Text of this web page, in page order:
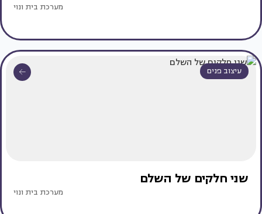
מערכת בית ונוי
עיצוב פנים
שני חלקים של השלם
מערכת בית ונוי